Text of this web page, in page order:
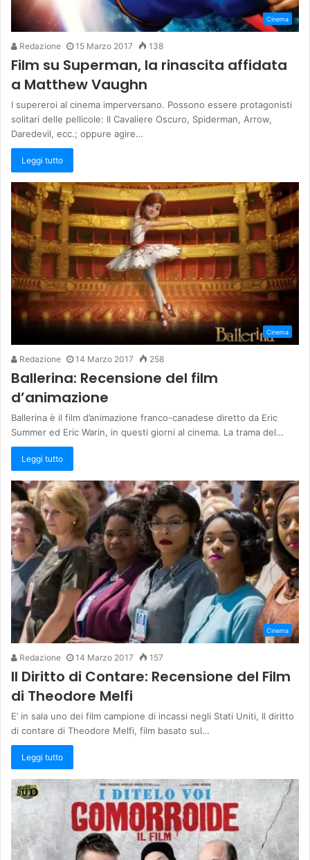
Cinema
Redazione 15 Marzo 2017 138
Film su Superman, la rinascita affidata
a Matthew Vaughn
I supereroi al cinema imperversano. Possono essere protagonisti
solitari delle pellicole: Il Cavaliere Oscuro, Spiderman, Arrow,
Daredevil, ecc.; oppure agire…
Leggi tutto
Cinema
Redazione 14 Marzo 2017 258
Ballerina: Recensione del film
d’animazione
Ballerina è il film d’animazione franco-canadese diretto da Eric
Summer ed Eric Warin, in questi giorni al cinema. La trama del…
Leggi tutto
Cinema
Redazione 14 Marzo 2017 157
Il Diritto di Contare: Recensione del Film
di Theodore Melfi
E’ in sala uno dei film campione di incassi negli Stati Uniti, Il diritto
di contare di Theodore Melfi, film basato sul…
Leggi tutto